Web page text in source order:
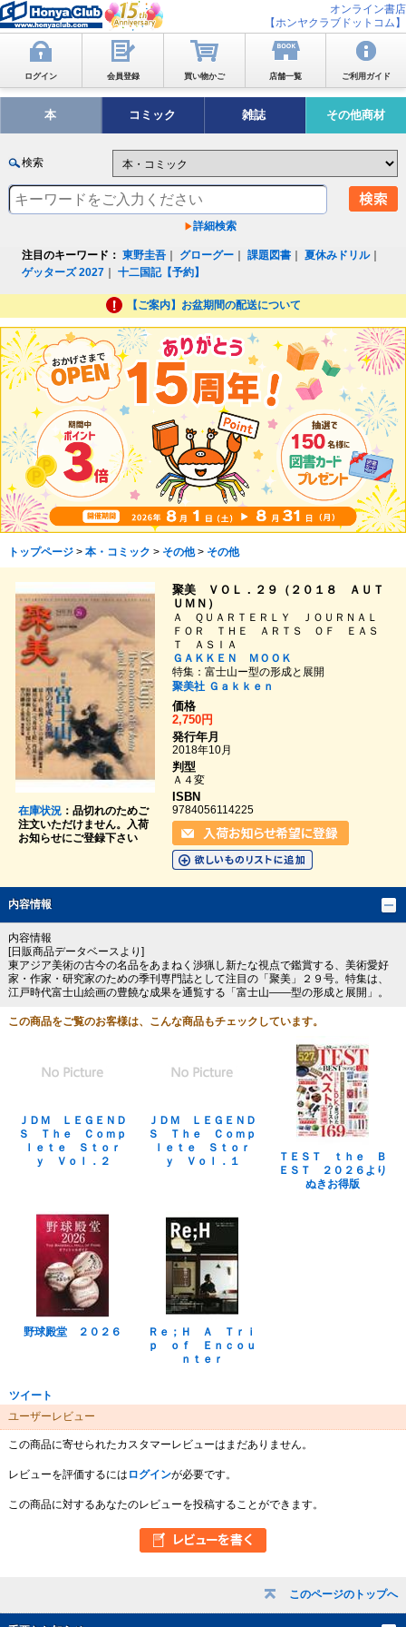
オンライン書店
【ホンヤクラブドットコム】
ログイン 会員登録 買い物かご 店舗一覧 ご利用ガイド
本 コミック 雑誌 その他商材
検索
詳細検索
注目のキーワード： 東野圭吾 グローグー ｜課題図書 ｜夏休みドリル｜
ゲッターズ 2027 ｜十二国記【予約】
【ご案内】お盆期間の配送について
このページのトップへ
トップページ> 本・コミック > その他> その他
在庫状況：品切れのためご
注文いただけません。入荷
お知らせにご登録下さい
聚美 ＶＯＬ．２９（２０１８ ＡＵＴ
ＵＭＮ）
Ａ ＱＵＡＲＴＥＲＬＹ ＪＯＵＲＮＡＬ
ＦＯＲ ＴＨＥ ＡＲＴＳ ＯＦ ＥＡＳ
Ｔ ＡＳＩＡ
ＧＡＫＫＥＮ ＭＯＯＫ
特集：富士山ー型の形成と展開
聚美社 Ｇａｋｋｅｎ
価格
2,750円
発行年月
2018年10月
判型
Ａ４変
ISBN
9784056114225
内容情報
内容情報
[日販商品データベースより]
東アジア美術の古今の名品をあまねく渉猟し新たな視点で鑑賞する、美術愛好
家・作家・研究家のための季刊専門誌として注目の「聚美」２９号。特集は、
江戸時代富士山絵画の豊饒な成果を通覧する「富士山――型の形成と展開」。
この商品をご覧のお客様は、こんな商品もチェックしています。
ＪＤＭ ＬＥＧＥＮＤ
Ｓ Ｔｈｅ Ｃｏｍｐ
ｌｅｔｅ Ｓｔｏｒ
ｙ Ｖｏｌ．２
ＪＤＭ ＬＥＧＥＮＤ
Ｓ Ｔｈｅ Ｃｏｍｐ
ｌｅｔｅ Ｓｔｏｒ
ｙ Ｖｏｌ．１
ＴＥＳＴ ｔｈｅ Ｂ
ＥＳＴ ２０２６より
ぬきお得版
野球殿堂 ２０２６
Ｒｅ；Ｈ Ａ Ｔｒｉ
ｐ ｏｆ Ｅｎｃｏｕ
ｎｔｅｒ
ツイート
ユーザーレビュー
この商品に寄せられたカスタマーレビューはまだありません。
レビューを評価するには ログインが必要です。
この商品に対するあなたのレビューを投稿することができます。